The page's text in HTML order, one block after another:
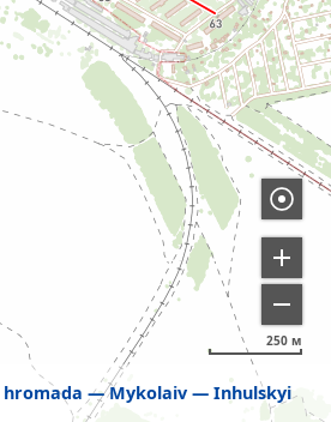
Mykolaiv Inhulskyi
250 м